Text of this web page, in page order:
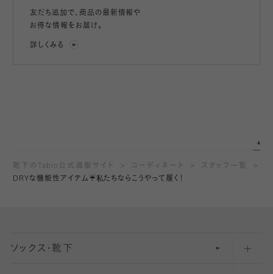
友だち追加で、 商品の最新情報や
お得な情報をお届け。
詳しくみる
靴下のTabio公式通販サイト コーディネート
スタッフ一覧
DRYな機能性アイテム☔️私たちならこうやって履く！
ソックス・靴下